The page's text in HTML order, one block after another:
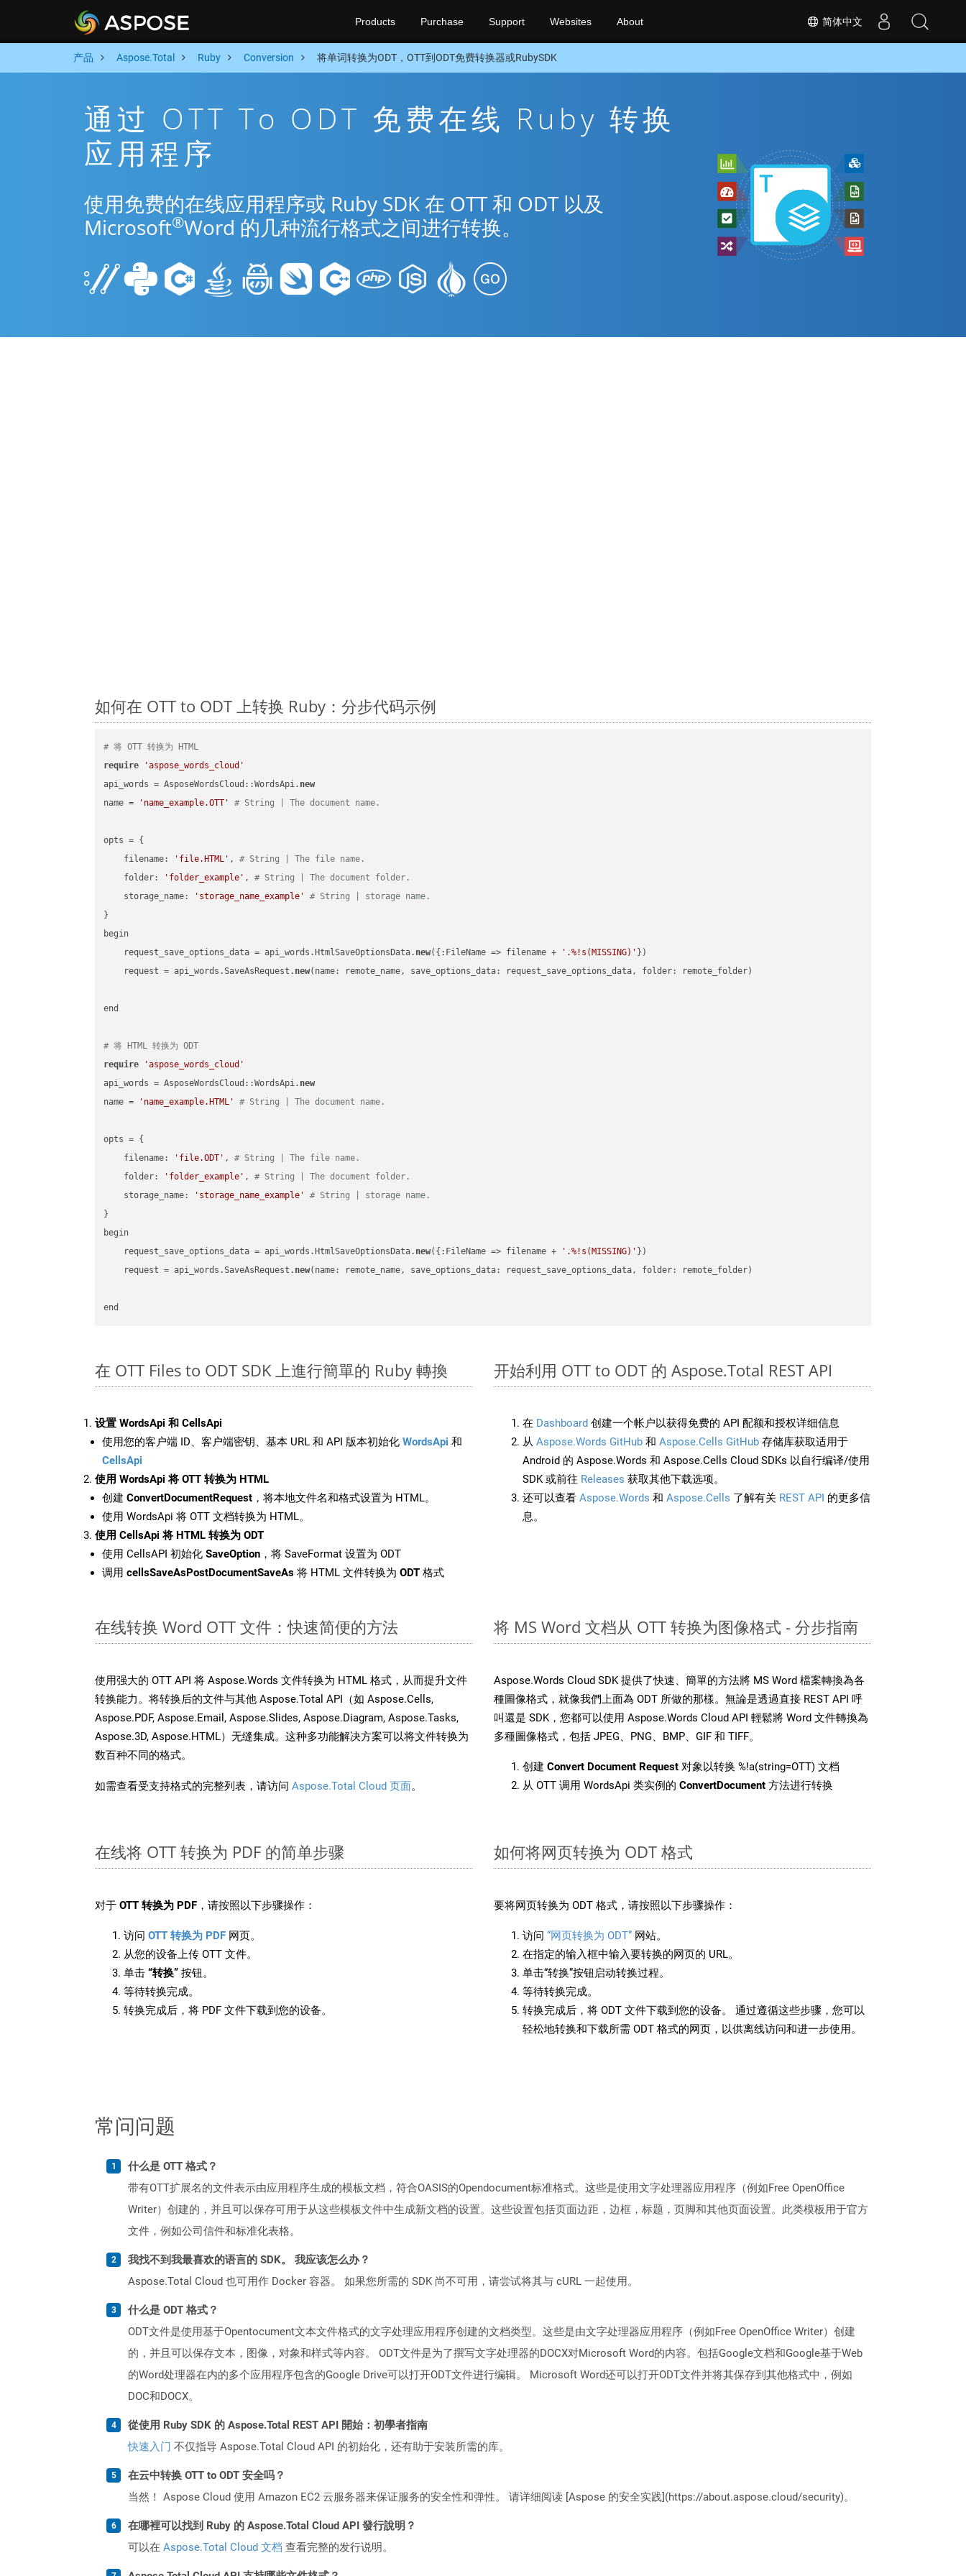
简体中文
Products Purchase Support Websites About
产品 Aspose.Total Ruby Conversion 将单词转换为ODT，OTT到ODT免费转换器或RubySDK
通过 OTT To ODT 免费在线 Ruby 转换
应用程序
使用免费的在线应用程序或 Ruby SDK 在 OTT 和 ODT 以及
Microsoft®Word 的几种流行格式之间进行转换。
如何在 OTT to ODT 上转换 Ruby：分步代码示例
# 将 OTT 转换为 HTML
require
'aspose_words_cloud'
api_words = AsposeWordsCloud::WordsApi. new
name =
'name_example.OTT' # String | The document name.
opts = {
    filename:
'file.HTML' , # String | The file name.
    folder:
'folder_example' , # String | The document folder.
    storage_name:
'storage_name_example'
# String | storage name.
}
begin
    request_save_options_data = api_words.HtmlSaveOptionsData.
new({:FileName => filename + '.%!s(MISSING)' })
    request = api_words.SaveAsRequest.
new(name: remote_name, save_options_data: request_save_options_data, folder: remote_folder)
end
# 将 HTML 转换为 ODT
require
'aspose_words_cloud'
api_words = AsposeWordsCloud::WordsApi. new
name =
'name_example.HTML' # String | The document name.
opts = {
    filename:
'file.ODT' , # String | The file name.
    folder:
'folder_example' , # String | The document folder.
    storage_name:
'storage_name_example'
# String | storage name.
}
begin
    request_save_options_data = api_words.HtmlSaveOptionsData.
new({:FileName => filename + '.%!s(MISSING)' })
    request = api_words.SaveAsRequest.
new(name: remote_name, save_options_data: request_save_options_data, folder: remote_folder)
在 OTT Files to ODT SDK 上進行簡單的 Ruby 轉換
设置 WordsApi 和 CellsApi
使用您的客户端 ID、客户端密钥、基本 URL 和 API 版本初始化 WordsApi 和
CellsApi
使用 WordsApi 将 OTT 转换为 HTML
创建 ConvertDocumentRequest ，将本地文件名和格式设置为 HTML。
使用 WordsApi 将 OTT 文档转换为 HTML。
使用 CellsApi 将 HTML 转换为 ODT
使用 CellsAPI 初始化 SaveOption ，将 SaveFormat 设置为 ODT
调用 cellsSaveAsPostDocumentSaveAs 将 HTML 文件转换为 ODT 格式
开始利用 OTT to ODT 的 Aspose.Total REST API
在 Dashboard 创建一个帐户以获得免费的 API 配额和授权详细信息
从 Aspose.Words GitHub 和 Aspose.Cells GitHub 存储库获取适用于
Android 的 Aspose.Words 和 Aspose.Cells Cloud SDKs 以自行编译/使用
SDK 或前往 Releases 获取其他下载选项。
还可以查看 Aspose.Words 和 Aspose.Cells 了解有关 REST API 的更多信
息。
在线转换 Word OTT 文件：快速简便的方法
使用强大的 OTT API 将 Aspose.Words 文件转换为 HTML 格式，从而提升文件
转换能力。将转换后的文件与其他 Aspose.Total API（如 Aspose.Cells,
Aspose.PDF, Aspose.Email, Aspose.Slides, Aspose.Diagram, Aspose.Tasks,
Aspose.3D, Aspose.HTML）无缝集成。这种多功能解决方案可以将文件转换为
数百种不同的格式。
如需查看受支持格式的完整列表，请访问 Aspose.Total Cloud 页面。
将 MS Word 文档从 OTT 转换为图像格式 - 分步指南
Aspose.Words Cloud SDK 提供了快速、簡單的方法將 MS Word 檔案轉換為各
種圖像格式，就像我們上面為 ODT 所做的那樣。無論是透過直接 REST API 呼
叫還是 SDK，您都可以使用 Aspose.Words Cloud API 輕鬆將 Word 文件轉換為
多種圖像格式，包括 JPEG、PNG、BMP、GIF 和 TIFF。
创建 Convert Document Request 对象以转换 %!a(string=OTT) 文档
从 OTT 调用 WordsApi 类实例的 ConvertDocument 方法进行转换
在线将 OTT 转换为 PDF 的简单步骤
对于 OTT 转换为 PDF ，请按照以下步骤操作：
访问 OTT 转换为 PDF 网页。
从您的设备上传 OTT 文件。
单击 “转换” 按钮。
等待转换完成。
转换完成后，将 PDF 文件下载到您的设备。
如何将网页转换为 ODT 格式
要将网页转换为 ODT 格式，请按照以下步骤操作：
访问 “网页转换为 ODT” 网站。
在指定的输入框中输入要转换的网页的 URL。
单击“转换”按钮启动转换过程。
等待转换完成。
转换完成后，将 ODT 文件下载到您的设备。 通过遵循这些步骤，您可以
轻松地转换和下载所需 ODT 格式的网页，以供离线访问和进一步使用。
常问问题
什么是 OTT 格式？
带有OTT扩展名的文件表示由应用程序生成的模板文档，符合OASIS的Opendocument标准格式。这些是使用文字处理器应用程序（例如Free OpenOffice
Writer）创建的，并且可以保存可用于从这些模板文件中生成新文档的设置。这些设置包括页面边距，边框，标题，页脚和其他页面设置。此类模板用于官方
文件，例如公司信件和标准化表格。
我找不到我最喜欢的语言的 SDK。 我应该怎么办？
Aspose.Total Cloud 也可用作 Docker 容器。 如果您所需的 SDK 尚不可用，请尝试将其与 cURL 一起使用。
什么是 ODT 格式？
ODT文件是使用基于Opentocument文本文件格式的文字处理应用程序创建的文档类型。这些是由文字处理器应用程序（例如Free OpenOffice Writer）创建
的，并且可以保存文本，图像，对象和样式等内容。 ODT文件是为了撰写文字处理器的DOCX对Microsoft Word的内容。包括Google文档和Google基于Web
的Word处理器在内的多个应用程序包含的Google Drive可以打开ODT文件进行编辑。 Microsoft Word还可以打开ODT文件并将其保存到其他格式中，例如
DOC和DOCX。
從使用 Ruby SDK 的 Aspose.Total REST API 開始：初學者指南
快速入门 不仅指导 Aspose.Total Cloud API 的初始化，还有助于安装所需的库。
在云中转换 OTT to ODT 安全吗？
当然！ Aspose Cloud 使用 Amazon EC2 云服务器来保证服务的安全性和弹性。 请详细阅读 [Aspose 的安全实践](https://about.aspose.cloud/security)。
在哪裡可以找到 Ruby 的 Aspose.Total Cloud API 發行說明？
可以在 Aspose.Total Cloud 文档 查看完整的发行说明。